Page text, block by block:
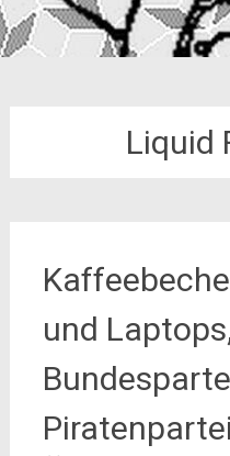
Liquid
und
Piratenpartei